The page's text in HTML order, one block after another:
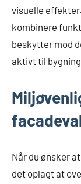
visuelle
kombinere
beskytter mod
aktivt til
Når du ønsker
det oplagt at